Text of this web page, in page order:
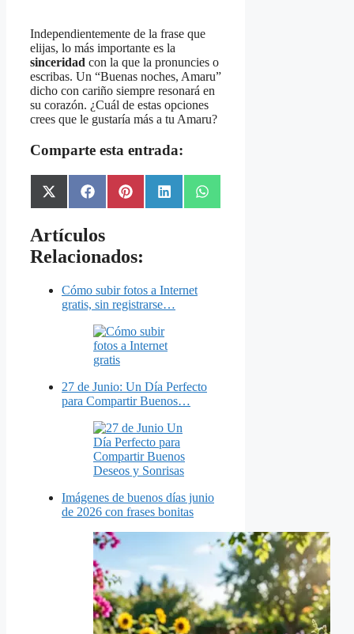
Independientemente de la frase que
elijas, lo más importante es la
sinceridad con la que la pronuncies o
escribas. Un “Buenas noches, Amaru”
dicho con cariño siempre resonará en
su corazón. ¿Cuál de estas opciones
crees que le gustaría más a tu Amaru?
Comparte esta entrada:
Share
on
X
(Twitter)
Share
on
FacebookShare
on
PinterestShare
on
LinkedInShare
on
WhatsApp
Artículos
Relacionados:
Cómo subir fotos a Internet
gratis, sin registrarse…
27 de Junio: Un Día Perfecto
para Compartir Buenos…
Imágenes de buenos días junio
de 2026 con frases bonitas